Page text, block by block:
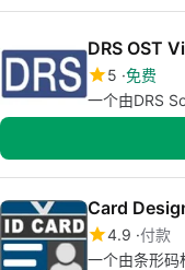
DRS OST
5 免费
一个由DRS
Card
4.9 付款
一个由条形